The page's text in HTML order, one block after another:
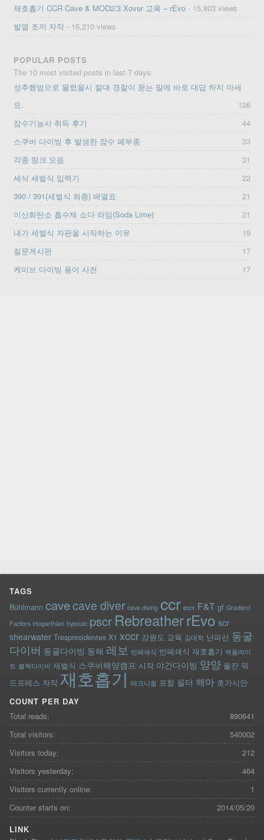
재호흡기 CCR Cave & MOD2/3 Xover 교육 – rEvo - 15,803 views
발열 조끼 자작 - 15,210 views
POPULAR POSTS
The 10 most visited posts in last 7 days:
성추행범으로 몰렸을시 절대 경찰이 묻는 말에 바로 대답 하지 마세
요.
126
잠수기능사 취득 후기
44
스쿠버 다이빙 후 발생한 잠수 폐부종
33
각종 링크 모음
31
세삭 세벌식 입력기
22
390 / 391(세벌식 최종) 배열표
21
이산화탄소 흡수제 소다 라임(Soda Lime)
21
내가 세벌식 자판을 시작하는 이유
19
질문게시판
17
케이브 다이빙 용어 사전
17
TAGS
Bühlmann cavecave diver cave diving ccr eccr F&T gf Gradient
Factors Hogarthian hypoxic pscr RebreatherrEvo scr
shearwater Trespresidentes X1 xccr 강원도 교육 김대학 난파선 동굴
다이버 동굴다이빙 동해 레보 반폐쇄식 반폐쇄식 재호흡기 백플레이
트 블랙다이버 세벌식 스쿠버해양캠프 시작 야간다이빙 양양 울진 워
드프레스 자작 재호흡기 테크니컬 포항 필터 해마 호가시안
COUNT PER DAY
890641
Total reads:
540002
Total visitors:
212
Visitors today:
464
Visitors yesterday:
1
Visitors currently online:
2014/05/20
Counter starts on:
LINK